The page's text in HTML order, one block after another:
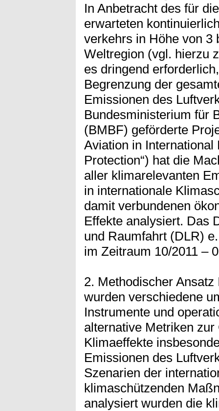
In Anbetracht des für
erwarteten
verkehrs in Höhe von 3
Weltregion (vgl. hierzu
es dringend
Begrenzung der
Emissionen des
Bundesministerium für
(BMBF) geförderte
Aviation in
Protection“) hat die
aller klimarelevanten
in internationale
damit verbundenen
Effekte analysiert. Das
und Raumfahrt (DLR)
im Zeitraum 10/2011 –
2. Methodischer
wurden verschiedene
Instrumente und
alternative Metriken
Klimaeffekte
Emissionen des
Szenarien der
klimaschützenden
analysiert wurden die